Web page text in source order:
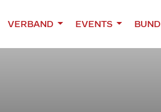
VERBAND EVENTS